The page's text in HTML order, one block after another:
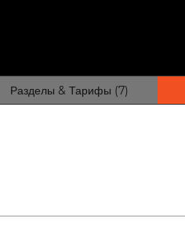
Разделы & Тарифы (7)